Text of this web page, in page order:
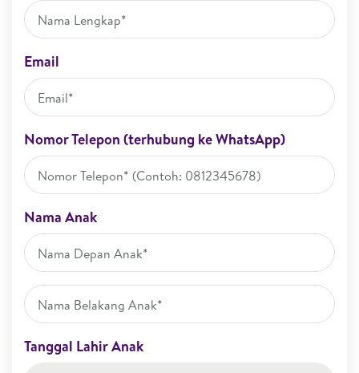
Email
Nomor Telepon (terhubung ke WhatsApp)
Nama Anak
Tanggal Lahir Anak